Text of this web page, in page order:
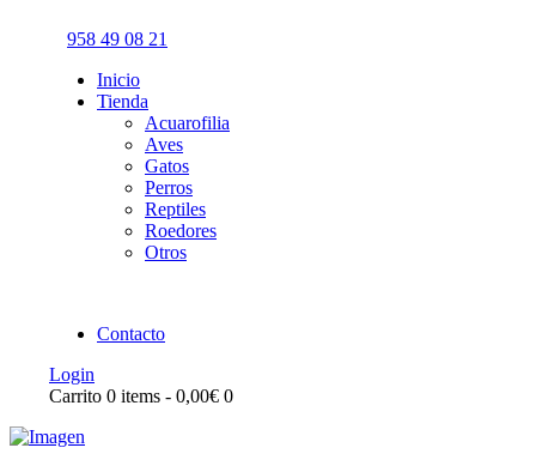
958 49 08 21
Inicio
Tienda
Acuarofilia
Aves
Gatos
Perros
Reptiles
Roedores
Otros
Contacto
Login
Carrito 0 items - 0,00€ 0